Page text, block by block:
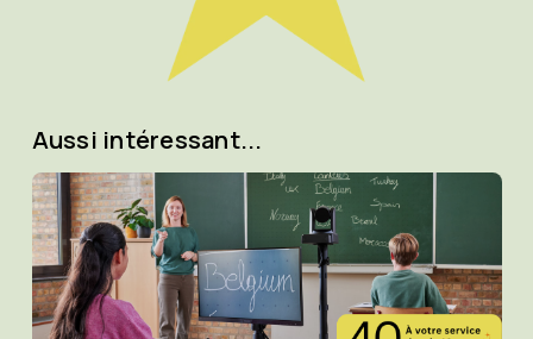
Aussi intéressant...